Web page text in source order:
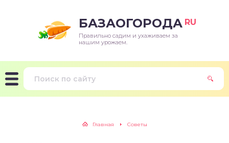
БАЗАОГОРОДА RU
Правильно садим и ухаживаем за
нашим урожаем.
Главная Советы